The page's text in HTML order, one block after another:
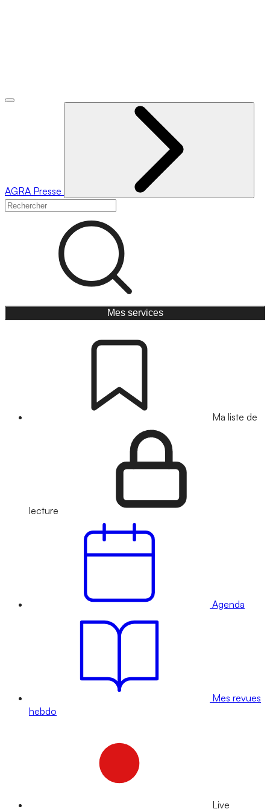
AGRA Presse
Mes services
Ma liste de
lecture
Agenda
Mes revues
hebdo
Live